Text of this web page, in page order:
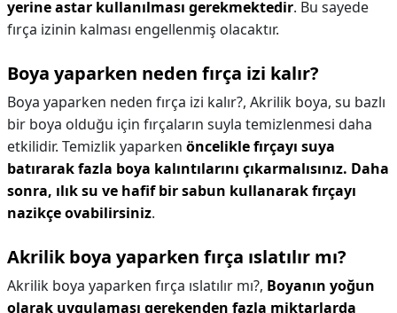
yerine astar kullanılması gerekmektedir. Bu sayede
fırça izinin kalması engellenmiş olacaktır.
Boya yaparken neden fırça izi kalır?
Boya yaparken neden fırça izi kalır?, Akrilik boya, su bazlı
bir boya olduğu için fırçaların suyla temizlenmesi daha
etkilidir. Temizlik yaparken öncelikle fırçayı suya
batırarak fazla boya kalıntılarını çıkarmalısınız. Daha
sonra, ılık su ve hafif bir sabun kullanarak fırçayı
nazikçe ovabilirsiniz.
Akrilik boya yaparken fırça ıslatılır mı?
Akrilik boya yaparken fırça ıslatılır mı?, Boyanın yoğun
olarak uygulaması gerekenden fazla miktarlarda